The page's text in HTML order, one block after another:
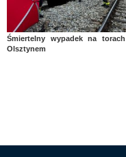
Śmiertelny wypadek na
Olsztynem